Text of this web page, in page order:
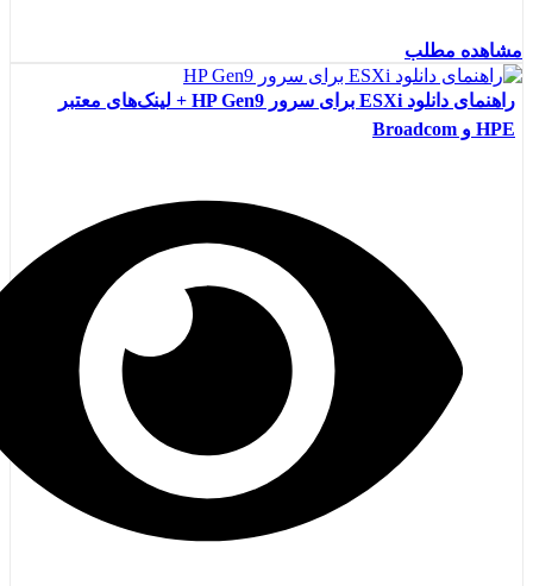
مشاهده مطلب
راهنمای دانلود ESXi برای سرور HP Gen9 + لینک‌های معتبر
HPE و Broadcom